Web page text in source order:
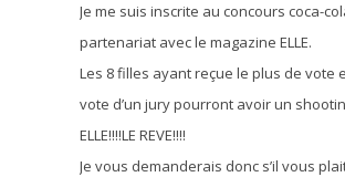
Je me suis inscrite au concours coca-
partenariat avec le magazine ELLE.
Les 8 filles ayant reçue le plus de vote
vote d’un jury pourront avoir un
ELLE!!!!LE REVE!!!!
Je vous demanderais donc s’il vous